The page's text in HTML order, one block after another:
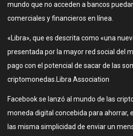
mundo que no acceden a bancos
comerciales y financieros en línea.
«Libra», que es descrita como «una
presentada por la mayor red social del
pago con el potencial de sacar de las
criptomonedas.Libra Association
Facebook se lanzó al mundo de las
moneda digital concebida para ahorrar,
las misma simplicidad de enviar un